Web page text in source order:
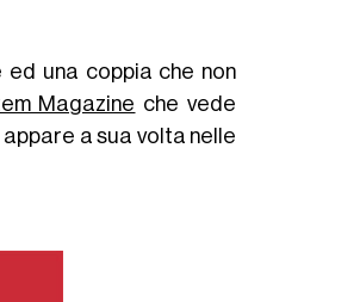
una coppia che non
Magazine che vede
appare a sua volta nelle